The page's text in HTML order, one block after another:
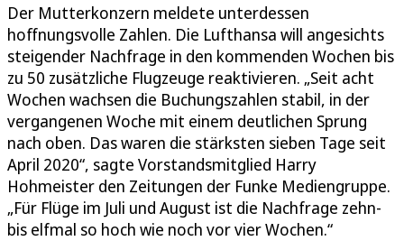
Der Mutterkonzern meldete unterdessen
hoffnungsvolle Zahlen. Die Lufthansa will angesichts
steigender Nachfrage in den kommenden Wochen bis
zu 50 zusätzliche Flugzeuge reaktivieren. „Seit acht
Wochen wachsen die Buchungszahlen stabil, in der
vergangenen Woche mit einem deutlichen Sprung
nach oben. Das waren die stärksten sieben Tage seit
April 2020“, sagte Vorstandsmitglied Harry
Hohmeister den Zeitungen der Funke Mediengruppe.
„Für Flüge im Juli und August ist die Nachfrage zehn-
bis elfmal so hoch wie noch vor vier Wochen.“